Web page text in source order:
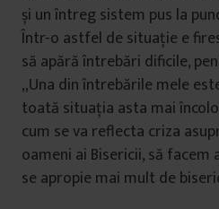
și un întreg sistem pus la
Într-o astfel de situație e
să apără întrebări dificile,
„Una din întrebările mele
toată situația asta mai
cum se va reflecta criza
oameni ai Bisericii, să
se apropie mai mult de